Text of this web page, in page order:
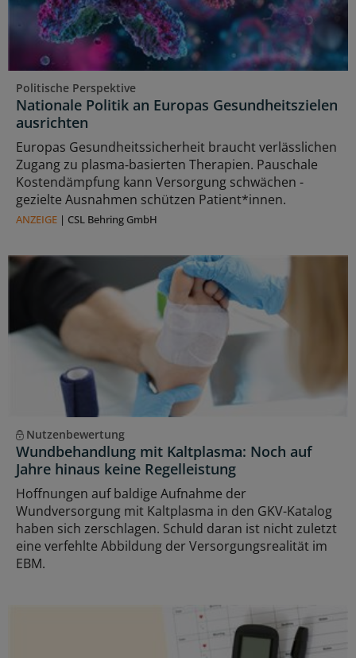
Politische Perspektive
Nationale Politik an Europas Gesundheitszielen
ausrichten
Europas Gesundheitssicherheit braucht verlässlichen
Zugang zu plasma‑basierten Therapien. Pauschale
Kostendämpfung kann Versorgung schwächen -
gezielte Ausnahmen schützen Patient*innen.
ANZEIGE | CSL Behring GmbH
Nutzenbewertung
Wundbehandlung mit Kaltplasma: Noch auf
Jahre hinaus keine Regelleistung
Hoffnungen auf baldige Aufnahme der
Wundversorgung mit Kaltplasma in den GKV-Katalog
haben sich zerschlagen. Schuld daran ist nicht zuletzt
eine verfehlte Abbildung der Versorgungsrealität im
EBM.